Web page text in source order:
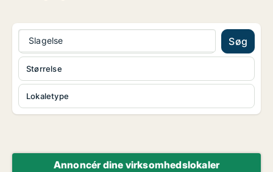
Slagelse Søg
Lokaletype
Størrelse
Annoncér dine virksomhedslokaler